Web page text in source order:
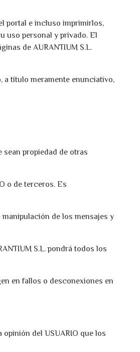
portal e incluso imprimirlos,
uso personal y privado. El
de AURANTIUM S.L.
a título meramente enunciativo,
propiedad de otras
o de terceros. Es
de los mensajes y
S.L. pondrá todos los
en fallos o desconexiones en
del USUARIO que los